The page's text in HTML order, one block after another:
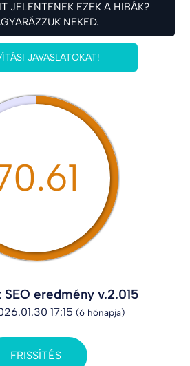
JELENTENEK EZEK A HIBÁK?
NEKED.
JAVASLATOKAT!
eredmény v.2.015
17:15 (6 hónapja)
FRISSÍTÉS